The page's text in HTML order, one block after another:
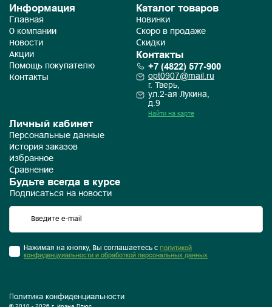
Информация
Главная
О компании
Новости
Акции
Помощь покупателю
Контакты
Каталог товаров
Новинки
Скоро в продаже
Скидки
Контакты
+7 (4822) 577-900
opt0907@mail.ru
г. Тверь,
ул.2-ая Лукина,
д.9
Найти на карте
Личный кабинет
Персональные данные
История заказов
Избранное
Сравнение
Будьте всегда в курсе
Подписаться на новости
Нажимая на кнопку, Вы соглашаетесь с Политикой
конфиденцуиальности и обработкой персональных данных
Политика конфиденциальности